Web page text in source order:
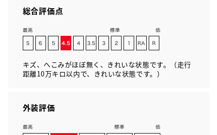
総合評価点
キズ、へこみがほぼ無く、きれいな状態です。（走行
距離10万キロ以内で、きれいな状態です。）
外装評価